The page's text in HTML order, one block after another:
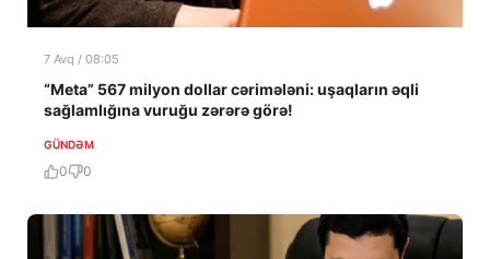
7 Avq / 08:05
“Meta” 567 milyon dollar cərimələni: uşaqların əqli
sağlamlığına vuruğu zərərə görə!
GÜNDƏM
0 0